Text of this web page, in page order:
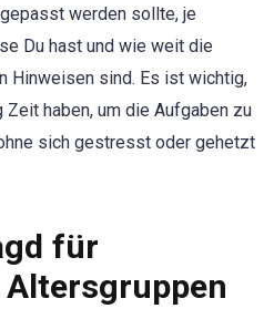
werden sollte, je
Du hast und wie weit die
Hinweisen sind. Es ist wichtig,
haben, um die Aufgaben zu
sich gestresst oder gehetzt
für